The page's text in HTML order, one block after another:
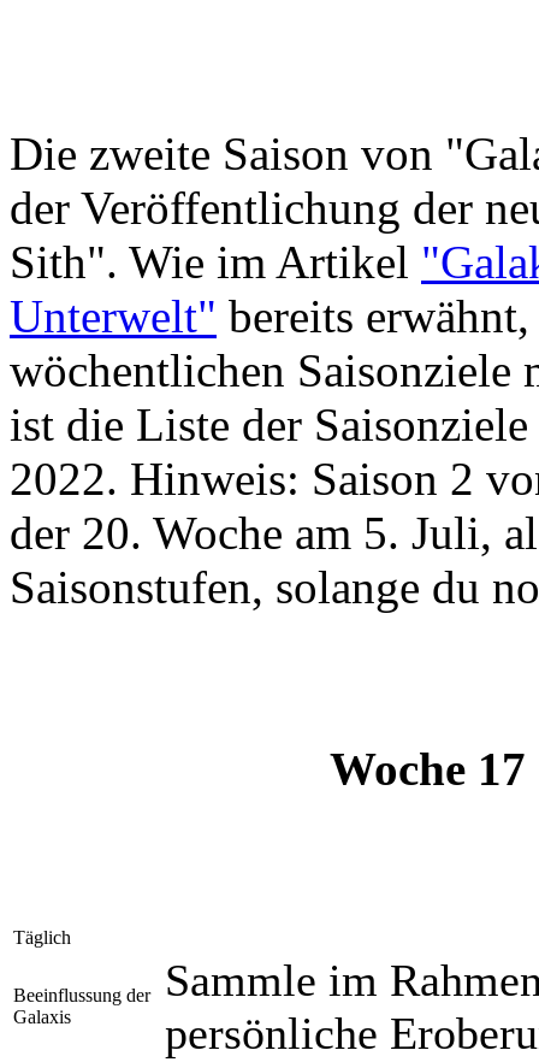
Die zweite Saison von
der Veröffentlichung der
Sith". Wie im Artikel
Unterwelt" bereits
wöchentlichen Saisonziele
ist die Liste der
2022. Hinweis: Saison 2
der 20. Woche am 5. Juli,
Saisonstufen, solange du
Woche
Täglich
Beeinflussung der
Galaxis
Sammle im
persönliche